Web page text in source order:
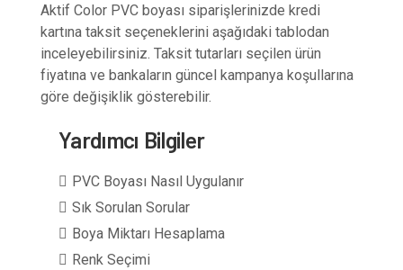
Aktif Color PVC boyası siparişlerinizde kredi
kartına taksit seçeneklerini aşağıdaki tablodan
inceleyebilirsiniz. Taksit tutarları seçilen ürün
fiyatına ve bankaların güncel kampanya koşullarına
göre değişiklik gösterebilir.
Yardımcı Bilgiler
PVC Boyası Nasıl Uygulanır
Sık Sorulan Sorular
Boya Miktarı Hesaplama
Renk Seçimi